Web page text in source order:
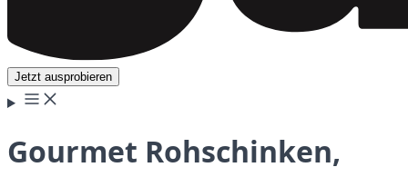
Jetzt ausprobieren
Gourmet Rohschinken,